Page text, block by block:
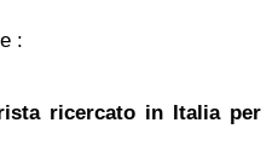
:
ricercato in Italia per